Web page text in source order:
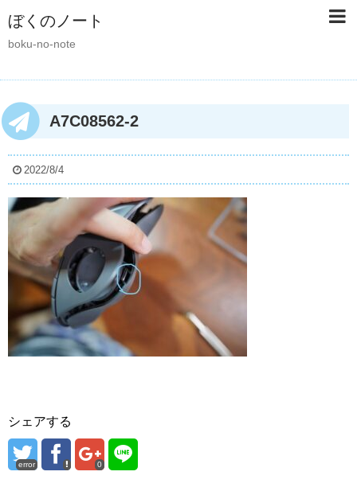
ぼくのノート
boku-no-note
A7C08562-2
2022/8/4
シェアする
error 0